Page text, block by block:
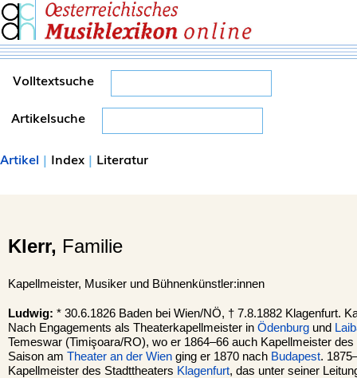
Volltextsuche
Artikelsuche
Artikel | Index | Literatur
Klerr, Familie
Kapellmeister, Musiker und Bühnenkünstler:innen
Ludwig: * 30.6.1826 Baden bei Wien/NÖ, † 7.8.1882 Klagenfurt.
Nach Engagements als Theaterkapellmeister in Ödenburg und
Temeswar (Timişoara/RO), wo er 1864–66 auch Kapellmeister
Saison am Theater an der Wien ging er 1870 nach Budapest.
Kapellmeister des Stadttheaters Klagenfurt, das unter seiner